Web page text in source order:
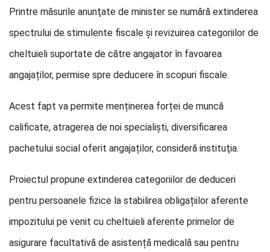
Printre măsurile anunţate de minister se numără extinderea
spectrului de stimulente fiscale și revizuirea categoriilor de
cheltuieli suportate de către angajator în favoarea
angajaților, permise spre deducere în scopuri fiscale.
Acest fapt va permite menținerea forței de muncă
calificate, atragerea de noi specialiști, diversificarea
pachetului social oferit angajaților, consideră instituţia.
Proiectul propune extinderea categoriilor de deduceri
pentru persoanele fizice la stabilirea obligațiilor aferente
impozitului pe venit cu cheltuieli aferente primelor de
asigurare facultativă de asistență medicală sau pentru